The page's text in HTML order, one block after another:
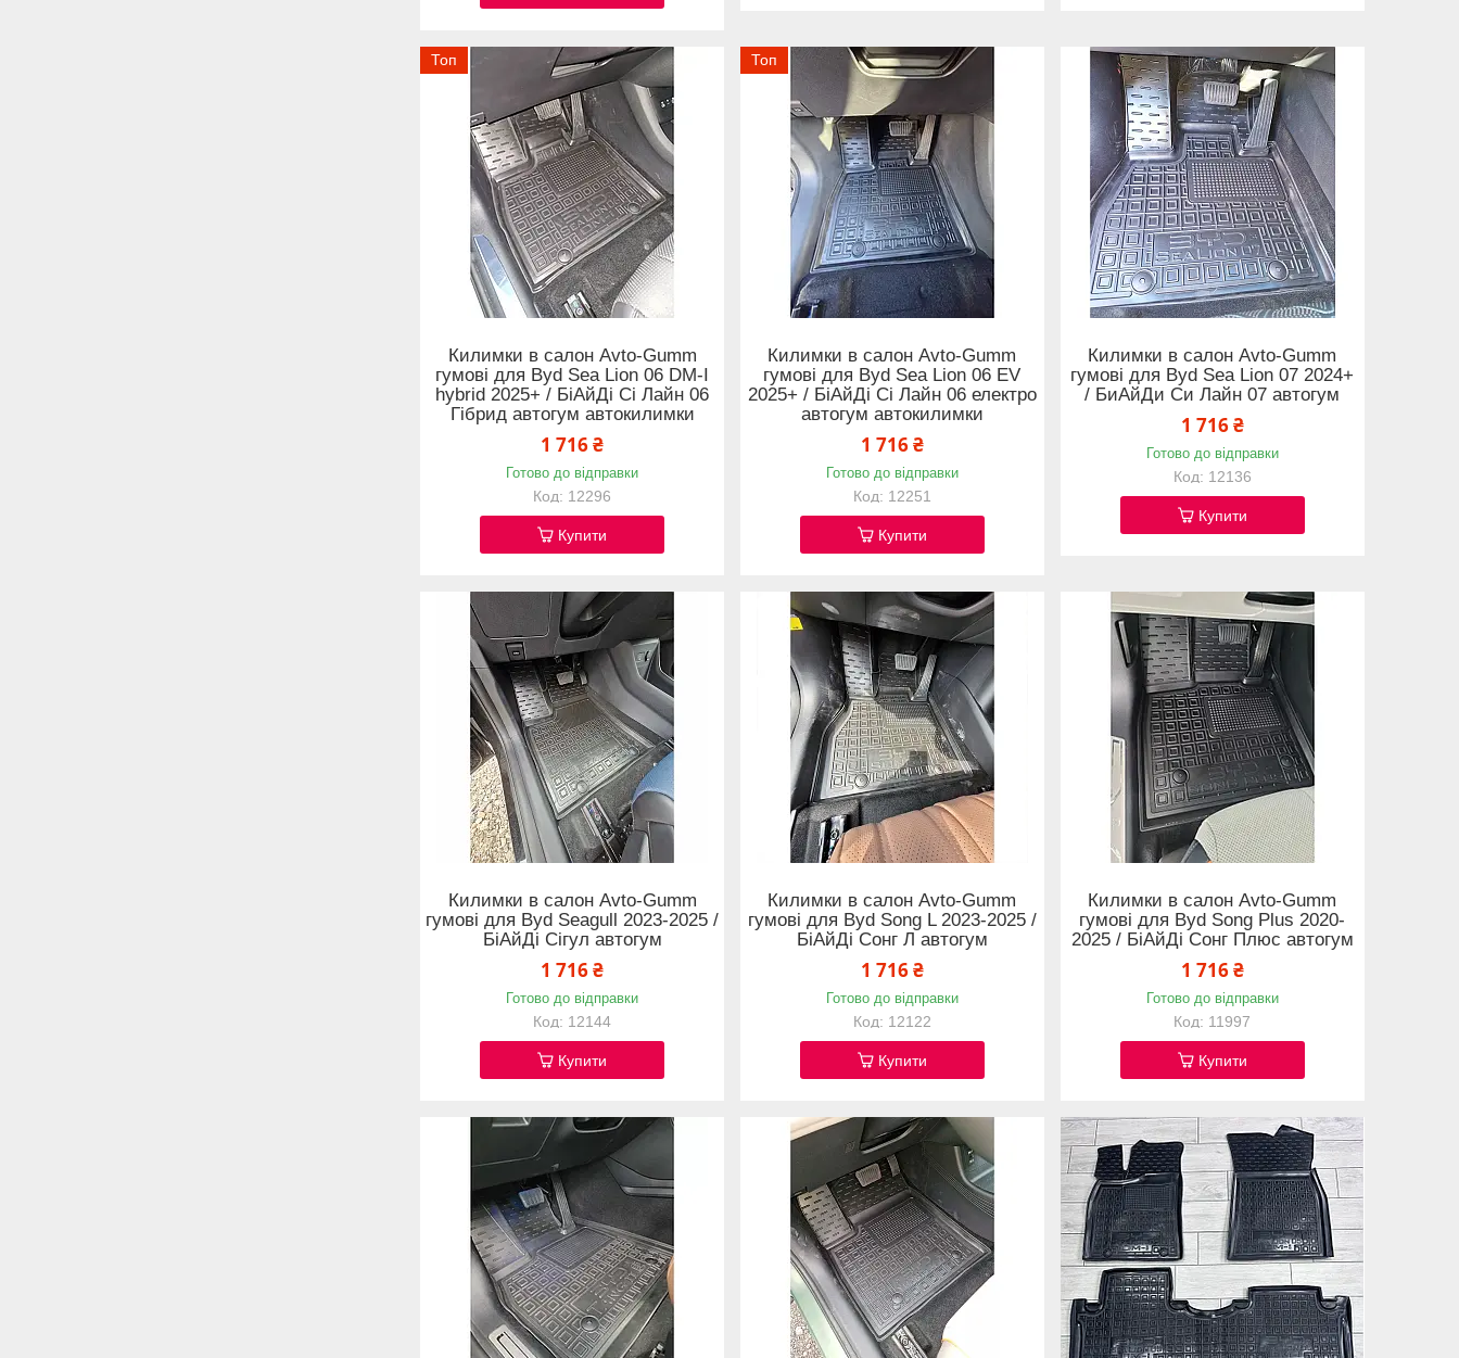
Топ
Килимки в салон Avto-Gumm
гумові для Byd Sea Lion 06 DM-I
hybrid 2025+ / БіАйДі Сі Лайн 06
Гібрид автогум автокилимки
1 716 ₴
Готово до відправки
12296
Купити
Топ
Килимки в салон Avto-Gumm
гумові для Byd Sea Lion 06 EV
2025+ / БіАйДі Сі Лайн 06 електро
автогум автокилимки
1 716 ₴
Готово до відправки
12251
Купити
Килимки в салон Avto-Gumm
гумові для Byd Sea Lion 07 2024+
/ БиАйДи Си Лайн 07 автогум
1 716 ₴
Готово до відправки
12136
Купити
Килимки в салон Avto-Gumm
гумові для Byd Seagull 2023-2025 /
БіАйДі Сігул автогум
1 716 ₴
Готово до відправки
12144
Купити
Килимки в салон Avto-Gumm
гумові для Byd Song L 2023-2025 /
БіАйДі Сонг Л автогум
1 716 ₴
Готово до відправки
12122
Купити
Килимки в салон Avto-Gumm
гумові для Byd Song Plus 2020-
2025 / БіАйДі Сонг Плюс автогум
1 716 ₴
Готово до відправки
11997
Купити